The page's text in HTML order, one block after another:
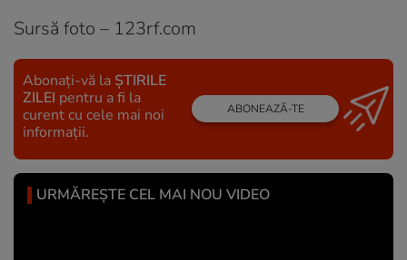
Sursă foto – 123rf.com
Abonați-vă la ȘTIRILE
ZILEI pentru a fi la
curent cu cele mai noi
informații.
ABONEAZĂ-TE
URMĂREȘTE CEL MAI NOU VIDEO